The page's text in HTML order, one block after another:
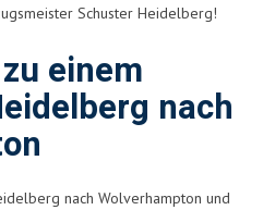
Schuster Heidelberg!
einem
nach
nach Wolverhampton und